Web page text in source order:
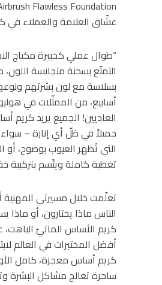
عشّاق العلامة والعملاء في
“طوال عملي كخبيرة مكياج
التمتّع بسحنة متجانسة
أسابيع، من الممثّلات في
التي تُظهر العيوب بوضوح، أو
تغطية كاملة ويتّسم بتركيبة
تعلّمت خلال مسيرتي
الناس ماذا يختارون، أو
كريم الأساس الماتيّ
أفضل المختبرات في العالم
كريم أساس معجزة، كامل
ساحرة تعالج مشاكل البشرة